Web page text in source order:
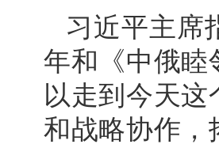
习近平主席
年和《中俄睦
以走到今天
和战略协作，